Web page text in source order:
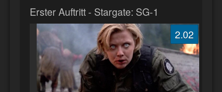
Erster Auftritt - Stargate: SG-1
2.02